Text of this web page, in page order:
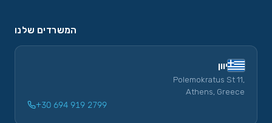
המשרדים שלנו
יוון
Polemokratus St 11,
Athens, Greece
+30 694 919 2799